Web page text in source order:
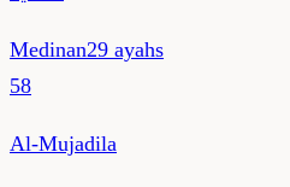
Medinan29 ayahs
58
Al-Mujadila